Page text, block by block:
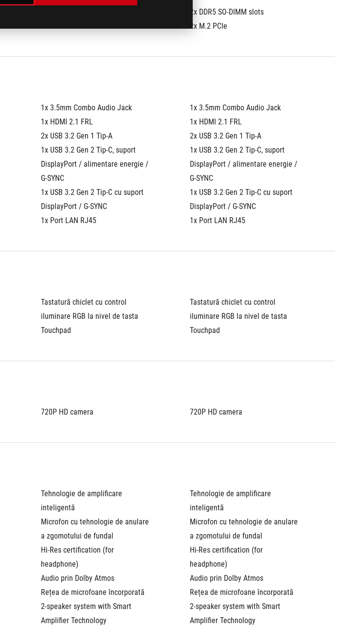
2x DDR5 SO-DIMM slots
2x M.2 PCIe
1x 3.5mm Combo Audio Jack
1x HDMI 2.1 FRL
2x USB 3.2 Gen 1 Tip-A
1x USB 3.2 Gen 2 Tip-C, suport
DisplayPort / alimentare energie /
G-SYNC
1x USB 3.2 Gen 2 Tip-C cu suport
DisplayPort / G-SYNC
1x Port LAN RJ45
1x 3.5mm Combo Audio Jack
1x HDMI 2.1 FRL
2x USB 3.2 Gen 1 Tip-A
1x USB 3.2 Gen 2 Tip-C, suport
DisplayPort / alimentare energie /
G-SYNC
1x USB 3.2 Gen 2 Tip-C cu suport
DisplayPort / G-SYNC
1x Port LAN RJ45
Tastatură chiclet cu control
iluminare RGB la nivel de tasta
Touchpad
Tastatură chiclet cu control
iluminare RGB la nivel de tasta
Touchpad
720P HD camera 720P HD camera
Tehnologie de amplificare
inteligentă
Microfon cu tehnologie de anulare
a zgomotului de fundal
Hi-Res certification (for
headphone)
Audio prin Dolby Atmos
Rețea de microfoane încorporată
2-speaker system with Smart
Amplifier Technology
Tehnologie de amplificare
inteligentă
Microfon cu tehnologie de anulare
a zgomotului de fundal
Hi-Res certification (for
headphone)
Audio prin Dolby Atmos
Rețea de microfoane încorporată
2-speaker system with Smart
Amplifier Technology